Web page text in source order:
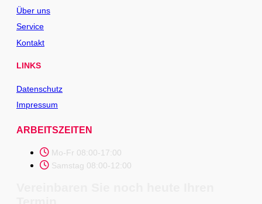
Über uns
Service
Kontakt
LINKS
Datenschutz
Impressum
ARBEITSZEITEN
Mo-Fr 08:00-17:00
Samstag 08:00-12:00